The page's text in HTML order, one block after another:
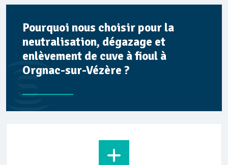
Pourquoi nous choisir pour la
neutralisation, dégazage et
enlèvement de cuve à fioul à
Orgnac-sur-Vézère ?